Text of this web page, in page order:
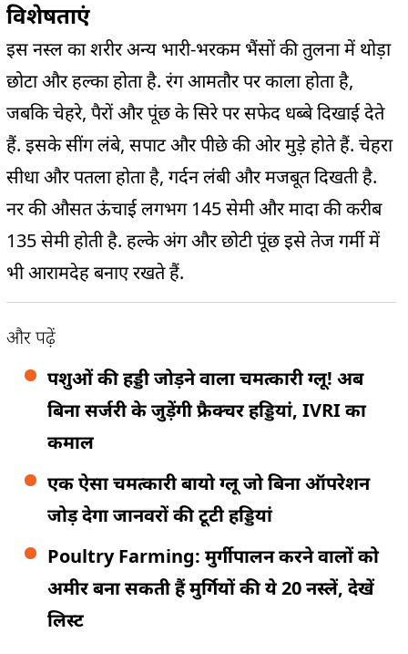
विशेषताएं
इस नस्ल का शरीर अन्य भारी-भरकम भैंसों की तुलना में थोड़ा
छोटा और हल्का होता है. रंग आमतौर पर काला होता है,
जबकि चेहरे, पैरों और पूंछ के सिरे पर सफेद धब्बे दिखाई देते
हैं. इसके सींग लंबे, सपाट और पीछे की ओर मुड़े होते हैं. चेहरा
सीधा और पतला होता है, गर्दन लंबी और मजबूत दिखती है.
नर की औसत ऊंचाई लगभग 145 सेमी और मादा की करीब
135 सेमी होती है. हल्के अंग और छोटी पूंछ इसे तेज गर्मी में
भी आरामदेह बनाए रखते हैं.
और पढ़ें
पशुओं की हड्डी जोड़ने वाला चमत्कारी ग्लू! अब
बिना सर्जरी के जुड़ेंगी फ्रैक्चर हड्डियां, IVRI का
कमाल
एक ऐसा चमत्कारी बायो ग्लू जो बिना ऑपरेशन
जोड़ देगा जानवरों की टूटी हड्डियां
Poultry Farming: मुर्गीपालन करने वालों को
अमीर बना सकती हैं मुर्गियों की ये 20 नस्लें, देखें
लिस्ट